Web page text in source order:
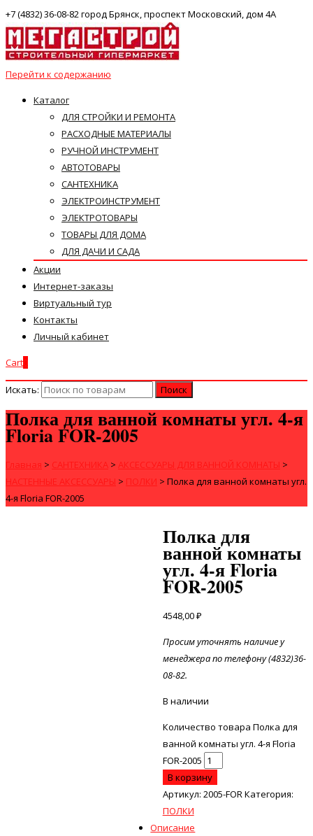
+7 (4832) 36-08-82 город Брянск, проспект Московский, дом 4А
Перейти к содержанию
Каталог
ДЛЯ СТРОЙКИ И РЕМОНТА
РАСХОДНЫЕ МАТЕРИАЛЫ
РУЧНОЙ ИНСТРУМЕНТ
АВТОТОВАРЫ
САНТЕХНИКА
ЭЛЕКТРОИНСТРУМЕНТ
ЭЛЕКТРОТОВАРЫ
ТОВАРЫ ДЛЯ ДОМА
ДЛЯ ДАЧИ И САДА
Акции
Интернет-заказы
Виртуальный тур
Контакты
Личный кабинет
Cart
Искать:
Полка для ванной комнаты угл. 4-я
Floria FOR-2005
Главная > САНТЕХНИКА > АКСЕССУАРЫ ДЛЯ ВАННОЙ КОМНАТЫ >
НАСТЕННЫЕ АКСЕССУАРЫ > ПОЛКИ > Полка для ванной комнаты угл.
4-я Floria FOR-2005
Полка для
ванной комнаты
угл. 4-я Floria
FOR-2005
4548,00₽
Просим уточнять наличие у
менеджера по телефону (4832)36-
08-82.
В наличии
Количество товара Полка для
ванной комнаты угл. 4-я Floria
FOR-2005
В корзину
Артикул: 2005-FORКатегория:
ПОЛКИ
Описание